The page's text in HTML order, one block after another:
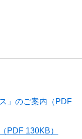
」のご案内（PDF
PDF 130KB）